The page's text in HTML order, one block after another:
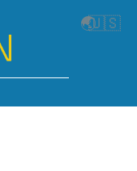
🌏🇺🇸